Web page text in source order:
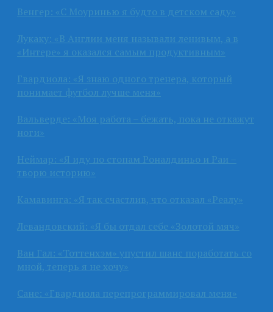
Венгер: «С Моуринью я будто в детском саду»
Лукаку: «В Англии меня называли ленивым, а в
«Интере» я оказался самым продуктивным»
Гвардиола: «Я знаю одного тренера, который
понимает футбол лучше меня»
Вальверде: «Моя работа – бежать, пока не откажут
ноги»
Неймар: «Я иду по стопам Роналдиньо и Раи –
творю историю»
Камавинга: «Я так счастлив, что отказал «Реалу»
Левандовский: «Я бы отдал себе «Золотой мяч»
Ван Гал: «Тоттенхэм» упустил шанс поработать со
мной, теперь я не хочу»
Сане: «Гвардиола перепрограммировал меня»